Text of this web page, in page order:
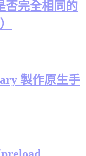
否完全相同的
製作原生手